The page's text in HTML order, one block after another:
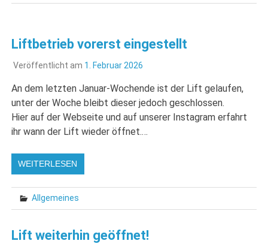
Liftbetrieb vorerst eingestellt
Veröffentlicht am 1. Februar 2026
An dem letzten Januar-Wochende ist der Lift gelaufen,
unter der Woche bleibt dieser jedoch geschlossen.
Hier auf der Webseite und auf unserer Instagram erfahrt
ihr wann der Lift wieder öffnet.…
WEITERLESEN
Allgemeines
Lift weiterhin geöffnet!